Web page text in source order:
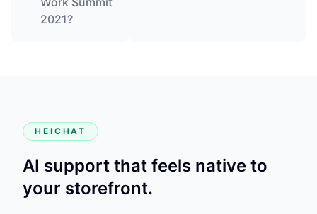
2021?
HEICHAT
AI support that feels native to
your storefront.